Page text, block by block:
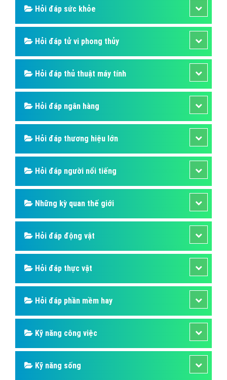
Hỏi đáp sức khỏe
Hỏi đáp tử vi phong thủy
Hỏi đáp thủ thuật máy tính
Hỏi đáp ngân hàng
Hỏi đáp thương hiệu lớn
Hỏi đáp người nổi tiếng
Những kỳ quan thế giới
Hỏi đáp động vật
Hỏi đáp thực vật
Hỏi đáp phần mềm hay
Kỹ năng công việc
Kỹ năng sống